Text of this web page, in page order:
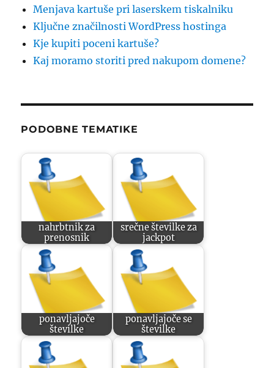
Menjava kartuše pri laserskem tiskalniku
Ključne značilnosti WordPress hostinga
Kje kupiti poceni kartuše?
Kaj moramo storiti pred nakupom domene?
PODOBNE TEMATIKE
nahrbtnik za
prenosnik
srečne številke za
jackpot
ponavljajoče
številke
ponavljajoče se
številke